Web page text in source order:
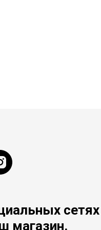
магазин.